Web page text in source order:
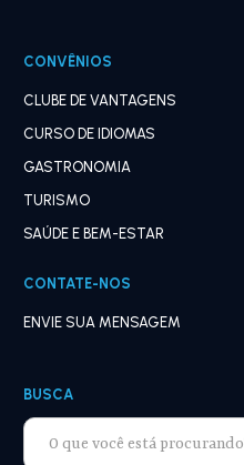
CONVÊNIOS
CLUBE DE VANTAGENS
CURSO DE IDIOMAS
GASTRONOMIA
TURISMO
SAÚDE E BEM-ESTAR
CONTATE-NOS
ENVIE SUA MENSAGEM
BUSCA